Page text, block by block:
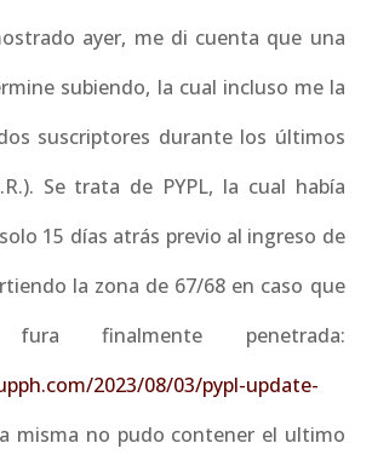
ayer, me di cuenta que una
subiendo, la cual incluso me la
suscriptores durante los últimos
Se trata de PYPL, la cual había
15 días atrás previo al ingreso de
la zona de 67/68 en caso que
finalmente penetrada:
2023/08/03/pypl-update-
misma no pudo contener el ultimo